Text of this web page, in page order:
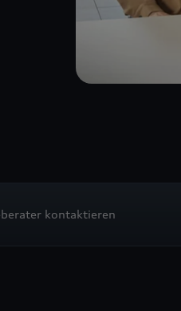
kontaktieren